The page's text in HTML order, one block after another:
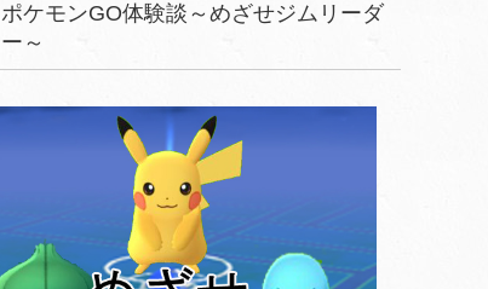
ポケモンGO体験談～めざせジムリーダ
ー～